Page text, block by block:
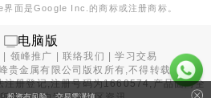
面是Google Inc.的商标或注册商标。
电脑版
领峰推广 |联络我们 |学习交易
贵金属有限公司版权所有,不得转载
注册登记,注册号码为1660574,产品面向全